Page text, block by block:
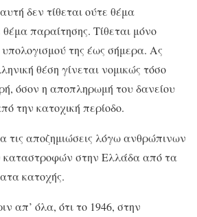
δεν τίθεται ούτε θέμα
παραίτησης. Τίθεται μόνο
της έως σήμερα. Ας
θέση γίνεται νομικώς τόσο
όσον η αποπληρωμή του δανείου
την κατοχική περίοδο.
τις αποζημιώσεις λόγω ανθρώπινων
καταστροφών στην Ελλάδα από τα
κατοχής.
απ’ όλα, ότι το 1946, στην